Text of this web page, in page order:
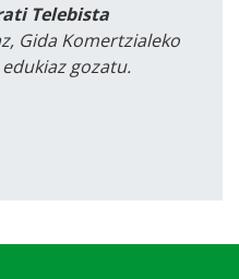
Telebista
Gida Komertzialeko
gozatu.